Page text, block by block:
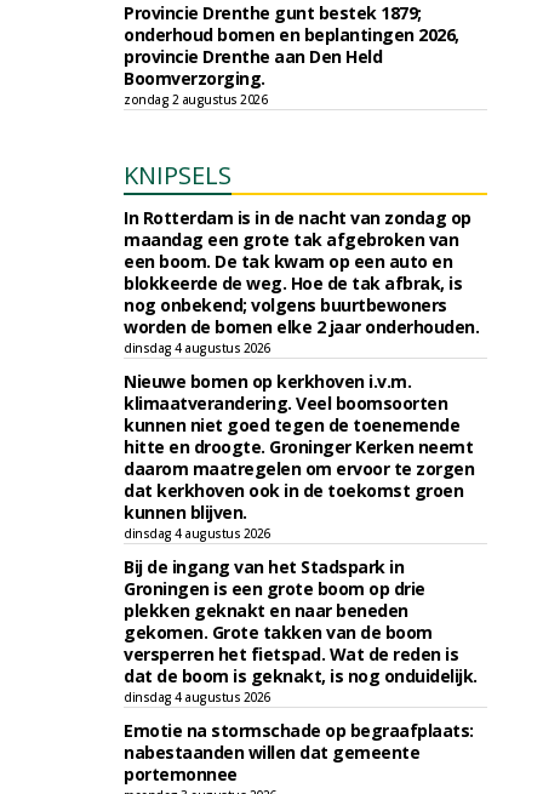
Provincie Drenthe gunt bestek 1879;
onderhoud bomen en beplantingen 2026,
provincie Drenthe aan Den Held
Boomverzorging.
zondag 2 augustus 2026
KNIPSELS
In Rotterdam is in de nacht van zondag op
maandag een grote tak afgebroken van
een boom. De tak kwam op een auto en
blokkeerde de weg. Hoe de tak afbrak, is
nog onbekend; volgens buurtbewoners
worden de bomen elke 2 jaar onderhouden.
dinsdag 4 augustus 2026
Nieuwe bomen op kerkhoven i.v.m.
klimaatverandering. Veel boomsoorten
kunnen niet goed tegen de toenemende
hitte en droogte. Groninger Kerken neemt
daarom maatregelen om ervoor te zorgen
dat kerkhoven ook in de toekomst groen
kunnen blijven.
dinsdag 4 augustus 2026
Bij de ingang van het Stadspark in
Groningen is een grote boom op drie
plekken geknakt en naar beneden
gekomen. Grote takken van de boom
versperren het fietspad. Wat de reden is
dat de boom is geknakt, is nog onduidelijk.
dinsdag 4 augustus 2026
Emotie na stormschade op begraafplaats:
nabestaanden willen dat gemeente
portemonnee